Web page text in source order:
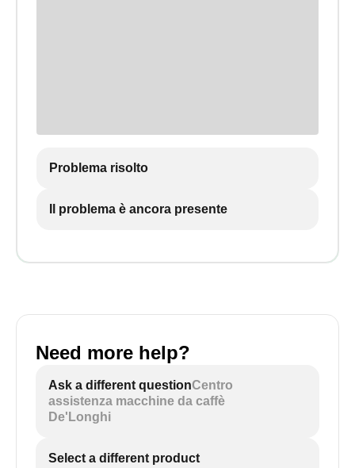
Problema risolto
Il problema è ancora presente
Need more help?
Ask a different questionCentro
assistenza macchine da caffè
De'Longhi
Select a different product